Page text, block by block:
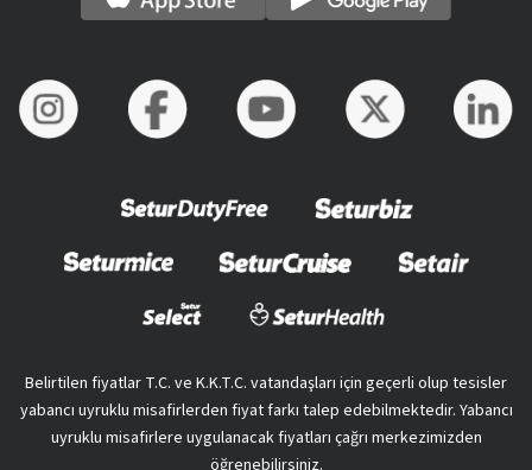
Belirtilen fiyatlar T.C. ve K.K.T.C. vatandaşları için geçerli olup tesisler
yabancı uyruklu misafirlerden fiyat farkı talep edebilmektedir. Yabancı
uyruklu misafirlere uygulanacak fiyatları çağrı merkezimizden
öğrenebilirsiniz.